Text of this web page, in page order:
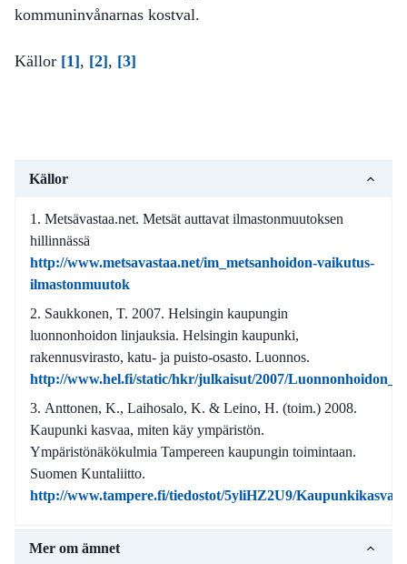
kommuninvånarnas kostval.
Källor [1], [2], [3]
Källor
Metsävastaa.net. Metsät auttavat ilmastonmuutoksen
hillinnässä
http://www.metsavastaa.net/im_metsanhoidon-vaikutus-
ilmastonmuutok
Saukkonen, T. 2007. Helsingin kaupungin
luonnonhoidon linjauksia. Helsingin kaupunki,
rakennusvirasto, katu- ja puisto-osasto. Luonnos.
http://www.hel.fi/static/hkr/julkaisut/2007/
Anttonen, K., Laihosalo, K. & Leino, H. (toim.) 2008.
Kaupunki kasvaa, miten käy ympäristön.
Ympäristönäkökulmia Tampereen kaupungin toimintaan.
Suomen Kuntaliitto.
http://www.tampere.fi/tiedostot/5yliHZ2U9/
Mer om ämnet